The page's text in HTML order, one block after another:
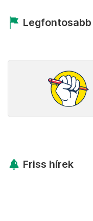
Legfontosabb
Friss hírek